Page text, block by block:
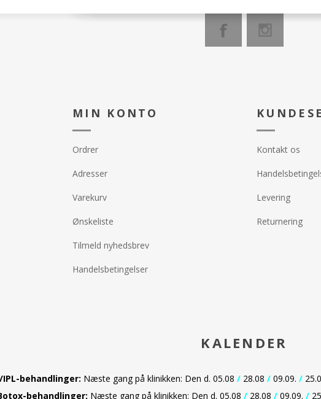
MIN KONTO
Ordrer
Adresser
Varekurv
Ønskeliste
Tilmeld nyhedsbrev
Handelsbetingelser
Kontakt os
Levering
Returnering
KALENDER
IPL-behandlinger: Næste gang på klinikken: Den d. 05.08 /28.08 /09.09. /
behandlinger: Næste gang på klinikken: Den d. 05.08 / 28.08 / 09.09. /